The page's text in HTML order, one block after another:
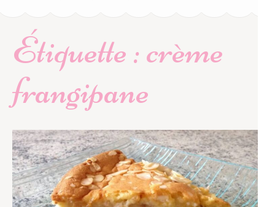
Étiquette :crème
frangipane